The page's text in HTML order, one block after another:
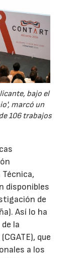
bajo el
marcó un
106 trabajos
disponibles
de
Así lo ha
la
que
a los